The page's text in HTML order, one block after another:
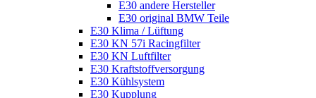
E30 andere Hersteller
E30 original BMW Teile
E30 Klima / Lüftung
E30 KN 57i Racingfilter
E30 KN Luftfilter
E30 Kraftstoffversorgung
E30 Kühlsystem
E30 Kupplung